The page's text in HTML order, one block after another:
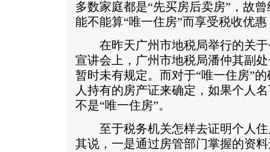
多数家庭都是“先买房后卖房”，故
能不能算“唯一住房”而享受税收优惠
在昨天广州市地税局举行的关于
宣讲会上，广州市地税局潘仲其副
暂时未有规定。而对于“唯一住房”
人持有的房产证来确定，如果个人
不是“唯一住房”。
至于税务机关怎样去证明个人住
其说，一是通过房管部门掌握的资